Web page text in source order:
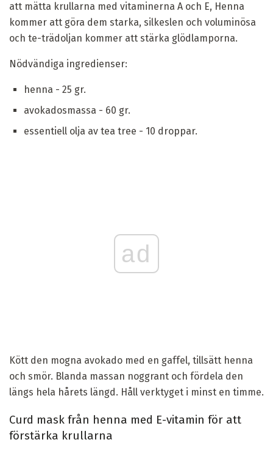
att mätta krullarna med vitaminerna A och E, Henna
kommer att göra dem starka, silkeslen och voluminösa
och te-trädoljan kommer att stärka glödlamporna.
Nödvändiga ingredienser:
henna - 25 gr.
avokadosmassa - 60 gr.
essentiell olja av tea tree - 10 droppar.
ad
Kött den mogna avokado med en gaffel, tillsätt henna
och smör. Blanda massan noggrant och fördela den
längs hela hårets längd. Håll verktyget i minst en timme.
Curd mask från henna med E-vitamin för att
förstärka krullarna